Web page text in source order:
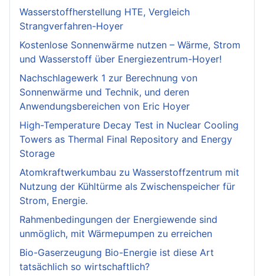
Wasserstoffherstellung HTE, Vergleich
Strangverfahren-Hoyer
Kostenlose Sonnenwärme nutzen – Wärme, Strom
und Wasserstoff über Energiezentrum-Hoyer!
Nachschlagewerk 1 zur Berechnung von
Sonnenwärme und Technik, und deren
Anwendungsbereichen von Eric Hoyer
High-Temperature Decay Test in Nuclear Cooling
Towers as Thermal Final Repository and Energy
Storage
Atomkraftwerkumbau zu Wasserstoffzentrum mit
Nutzung der Kühltürme als Zwischenspeicher für
Strom, Energie.
Rahmenbedingungen der Energiewende sind
unmöglich, mit Wärmepumpen zu erreichen
Bio-Gaserzeugung Bio-Energie ist diese Art
tatsächlich so wirtschaftlich?